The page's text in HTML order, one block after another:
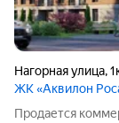
Нагорная улица,
ЖК «Аквилон
Продается